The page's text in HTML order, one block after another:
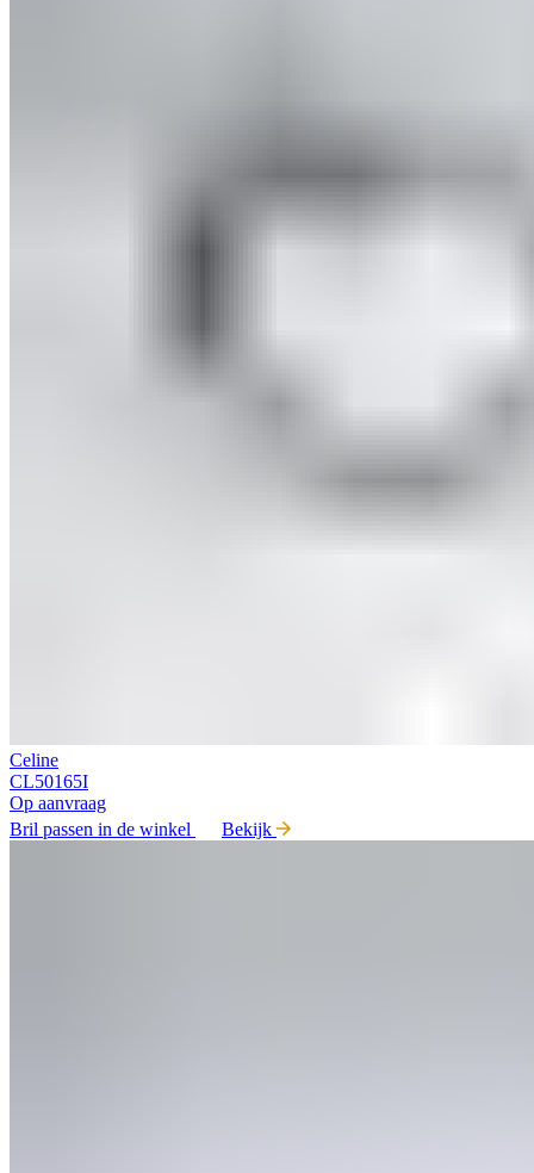
Celine
CL50165I
Op aanvraag
Bril passen in de winkel
Bekijk